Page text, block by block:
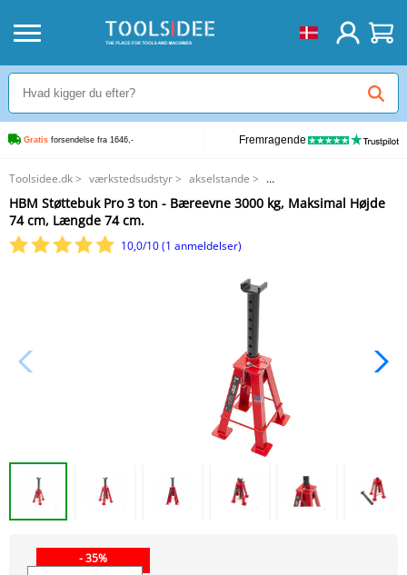
Gratis forsendelse fra 1646,- Fremragende
Toolsidee.dk> værkstedsudstyr> akselstande >
HBM Støttebuk Pro 3 ton - Bæreevne 3000 kg, Maksimal Højde 74 cm,
Længde 74 cm.
HBM Støttebuk Pro 3 ton - Bæreevne 3000 kg, Maksimal Højde
74 cm, Længde 74 cm.
10,0/10 (1 anmeldelser)
- 35%